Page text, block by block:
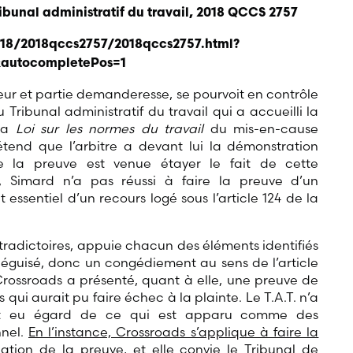
administratif du travail, 2018 QCCS 2757
2018qccs2757.html?
et partie demanderesse, se pourvoit en contrôle
Tribunal administratif du travail qui a accueilli la
Loi sur les normes du travaildu mis-en-cause
que l’arbitre a devant lui la démonstration
la preuve est venue étayer le fait de cette
Simard n’a pas réussi à faire la preuve d’un
d’un recours logé sous l’article 124 de la
appuie chacun des éléments identifiés
donc un congédiement au sens de l’article
a présenté, quant à elle, une preuve de
aurait pu faire échec à la plainte. Le T.A.T. n’a
eu égard de ce qui est apparu comme des
En l’instance, Crossroads s’applique à faire la
de la preuve, et elle convie le Tribunal de